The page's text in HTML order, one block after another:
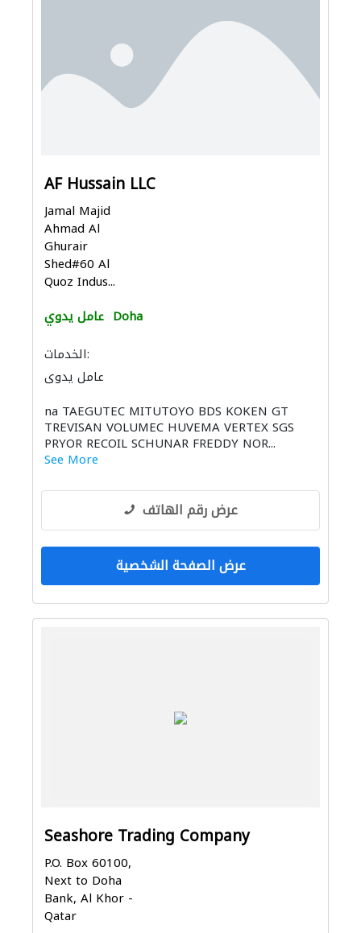
AF Hussain LLC
Jamal Majid
Ahmad Al
Ghurair
Shed#60 Al
Quoz Indus...
عامل يدوي Doha
الخدمات:
عامل يدوي
na TAEGUTEC MITUTOYO BDS KOKEN GT
TREVISAN VOLUMEC HUVEMA VERTEX SGS
PRYOR RECOIL SCHUNAR FREDDY NOR...
See More
عرض رقم الهاتف
عرض الصفحة الشخصية
Seashore Trading Company
P.O. Box 60100,
Next to Doha
Bank, Al Khor -
Qatar